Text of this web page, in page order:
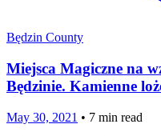
Będzin County
Miejsca Magiczne na
Będzinie. Kamienne
May 30, 2021 • 7 min read